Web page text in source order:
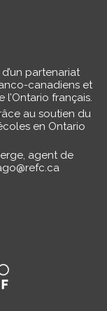
partenariat
canadiens et
l’Ontario français.
au soutien du
en Ontario
agent de